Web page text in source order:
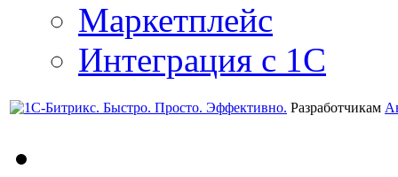
Маркетплейс
Интеграция с 1С
Разработчикам